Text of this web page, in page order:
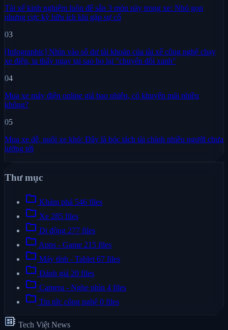
Tài xế kinh nghiệm luôn để sẵn 3 món này trong xe: Nhỏ gọn
nhưng cực kỳ hữu ích khi gặp sự cố
03
[Infographic] Nhìn vào số dư tài khoản của tài xế công nghệ chạy
xe điện, ta thấy ngay tại sao họ lại "chuyển đổi xanh"
04
Mua xe máy điện online giá bao nhiêu, có khuyến mãi nhiều
không?
05
Mua xe dễ, nuôi xe khó: Đây là bóc tách tài chính nhiều người chưa
lường tới
Thư mục
folder Khám phá 546 files
folder Xe 285 files
folder Di động 277 files
folder Apps - Game 215 files
folder Máy tính - Tablet 67 files
folder Đánh giá 20 files
folder Camera - Nghe nhìn 4 files
folder Tin tức công nghệ 0 files
developer_board Tech Việt News